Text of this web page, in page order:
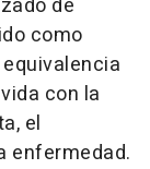
de
como
con la
el
enfermedad.